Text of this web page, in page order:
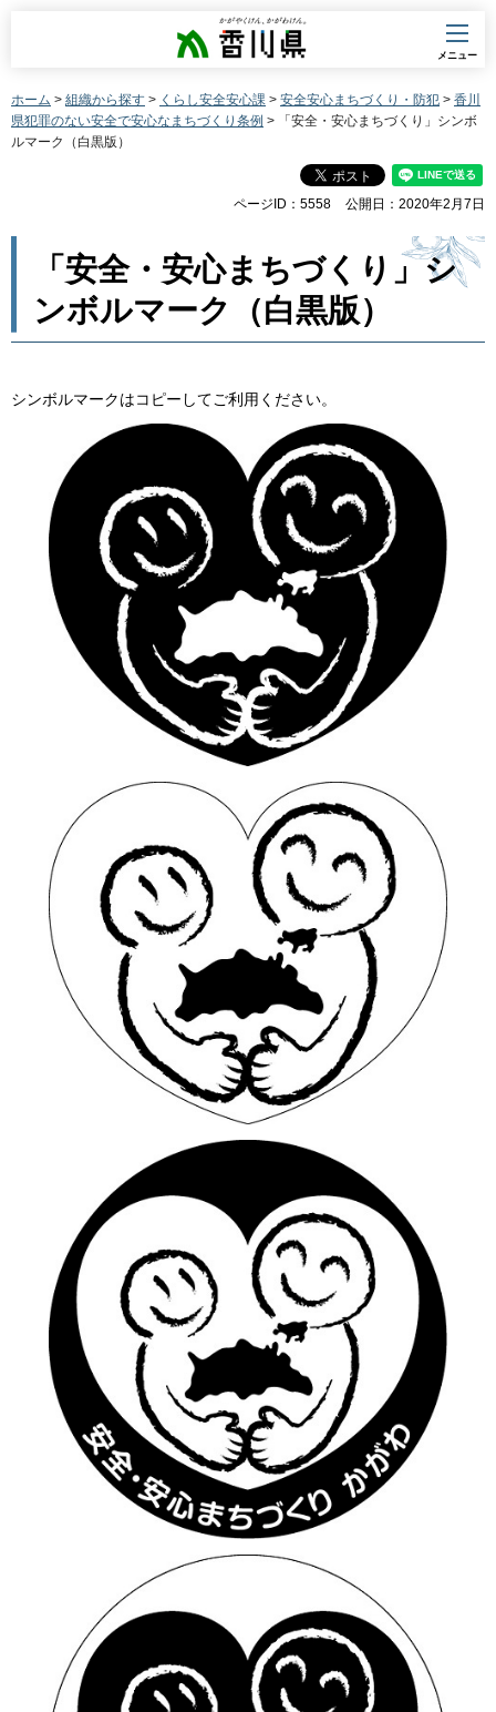
香川県
メニュー
ホーム > 組織から探す > くらし安全安心課 > 安全安心まちづくり・防犯 > 香川
県犯罪のない安全で安心なまちづくり条例 > 「安全・安心まちづくり」シンボ
ルマーク（白黒版）
ページID：5558 公開日：2020年2月7日
「安全・安心まちづくり」シ
ンボルマーク（白黒版）
シンボルマークはコピーしてご利用ください。